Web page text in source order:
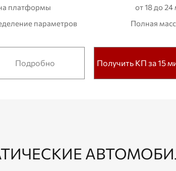
платформы
от 18 до 24
параметров
Полная
Подробно Получить КП за 15